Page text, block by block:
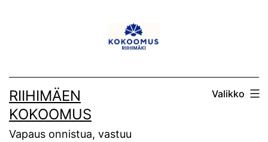
RIIHIMÄEN
KOKOOMUS
Vapaus onnistua, vastuu
Valikko